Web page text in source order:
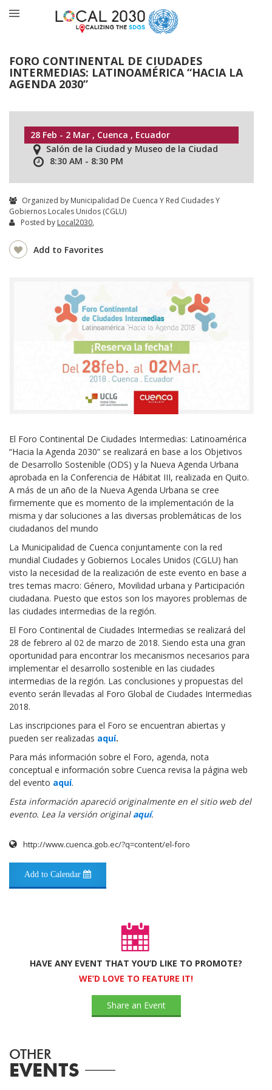
FORO CONTINENTAL DE CIUDADES
INTERMEDIAS: LATINOAMÉRICA “HACIA LA
AGENDA 2030”
28 Feb - 2 Mar , Cuenca , Ecuador
Salón de la Ciudad y Museo de la Ciudad
8:30 AM - 8:30 PM
Organized by Municipalidad De Cuenca Y Red Ciudades Y
Gobiernos Locales Unidos (CGLU)
Posted by Local2030,
Add to Favorites
El Foro Continental De Ciudades Intermedias: Latinoamérica
“Hacia la Agenda 2030” se realizará en base a los Objetivos
de Desarrollo Sostenible (ODS) y la Nueva Agenda Urbana
aprobada en la Conferencia de Hábitat III, realizada en Quito.
A más de un año de la Nueva Agenda Urbana se cree
firmemente que es momento de la implementación de la
misma y dar soluciones a las diversas problemáticas de los
ciudadanos del mundo
La Municipalidad de Cuenca conjuntamente con la red
mundial Ciudades y Gobiernos Locales Unidos (CGLU) han
visto la necesidad de la realización de este evento en base a
tres temas macro: Género, Movilidad urbana y Participación
ciudadana. Puesto que estos son los mayores problemas de
las ciudades intermedias de la región.
El Foro Continental de Ciudades Intermedias se realizará del
28 de febrero al 02 de marzo de 2018. Siendo esta una gran
oportunidad para encontrar los mecanismos necesarios para
implementar el desarrollo sostenible en las ciudades
intermedias de la región. Las conclusiones y propuestas del
evento serán llevadas al Foro Global de Ciudades Intermedias
2018.
Las inscripciones para el Foro se encuentran abiertas y
pueden ser realizadas aquí.
Para más información sobre el Foro, agenda, nota
conceptual e información sobre Cuenca revisa la página web
del evento aquí.
Esta información apareció originalmente en el sitio web del
evento. Lea la versión original aquí.
http://www.cuenca.gob.ec/?q=content/el-foro
Add to Calendar
HAVE ANY EVENT THAT YOU’D LIKE TO PROMOTE?
WE’D LOVE TO FEATURE IT!
Share an Event
OTHER
EVENTS